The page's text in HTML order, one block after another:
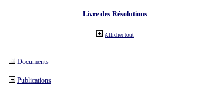
Livre des Résolutions
Afficher tout
Documents
Publications